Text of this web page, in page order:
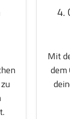
4.
Mit
dem